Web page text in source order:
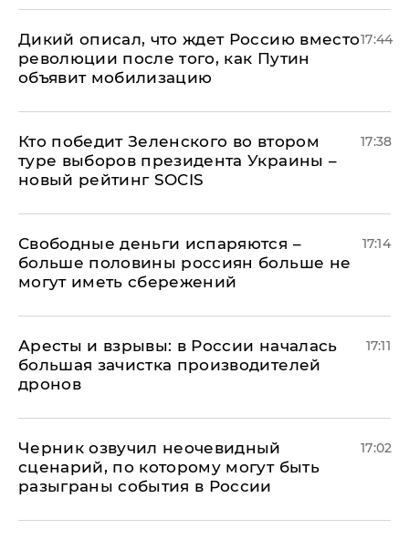
Дикий описал, что ждет Россию вместо
революции после того, как Путин
объявит мобилизацию
17:44
Кто победит Зеленского во втором
туре выборов президента Украины –
новый рейтинг SOCIS
17:38
Свободные деньги испаряются –
больше половины россиян больше не
могут иметь сбережений
17:14
Аресты и взрывы: в России началась
большая зачистка производителей
дронов
17:11
Черник озвучил неочевидный
сценарий, по которому могут быть
разыграны события в России
17:02